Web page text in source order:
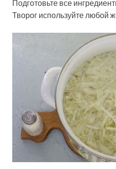
Подготовьте все
Творог используйте любой